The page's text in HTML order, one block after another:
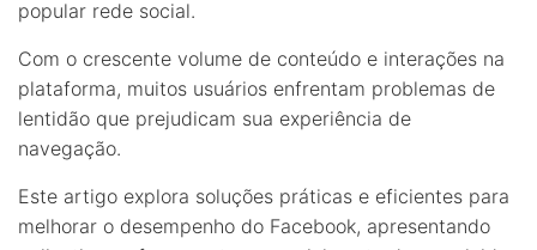
popular rede social.
Com o crescente volume de conteúdo e interações na
plataforma, muitos usuários enfrentam problemas de
lentidão que prejudicam sua experiência de
navegação.
Este artigo explora soluções práticas e eficientes para
melhorar o desempenho do Facebook, apresentando